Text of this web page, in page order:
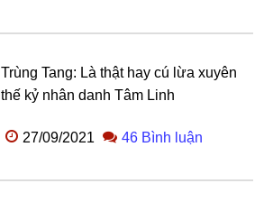
Trùng Tang: Là thật hay cú lừa xuyên
thế kỷ nhân danh Tâm Linh
27/09/2021 46 Bình luận